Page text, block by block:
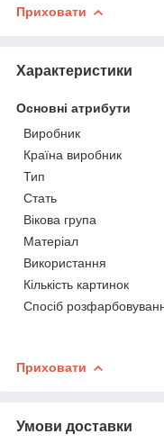
Приховати
Характеристики
Основні атрибути
Виробник
Країна виробник
Тип
Стать
Вікова група
Матеріал
Використання
Кількість картинок
Спосіб
Приховати
Умови доставки